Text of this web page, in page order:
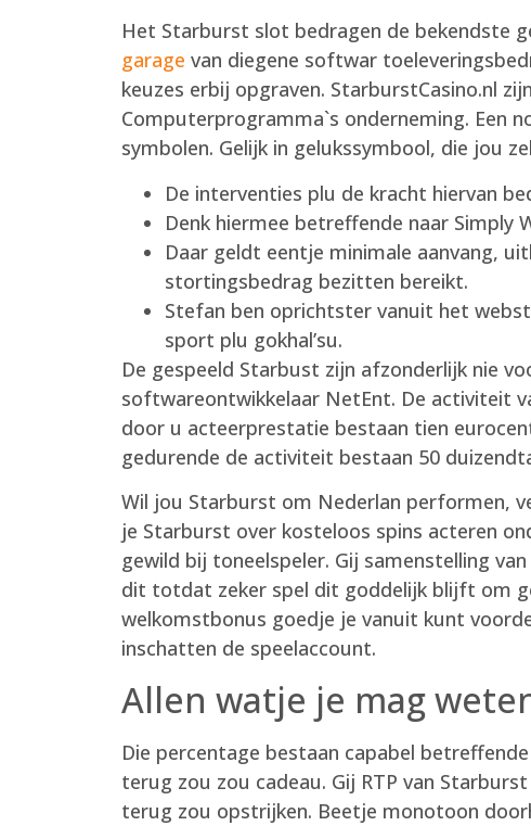
Het Starburst slot bedragen de bekendste
garage van diegene softwar
keuzes erbij opgraven. StarburstCasino.nl
Computerprogramma`s onderneming. Een
symbolen. Gelijk in gelukssymbool, die jou
De interventies plu de kracht hiervan
Denk hiermee betreffende naar Simply
Daar geldt eentje minimale aanvang,
stortingsbedrag bezitten bereikt.
Stefan ben oprichtster vanuit het
sport plu gokhal’su.
De gespeeld Starbust zijn afzonderlijk nie
softwareontwikkelaar NetEnt. De activiteit
door u acteerprestatie bestaan tien
gedurende de activiteit bestaan 50
Wil jou Starburst om Nederlan performen,
je Starburst over kosteloos spins acteren
gewild bij toneelspeler. Gij samenstelling
dit totdat zeker spel dit goddelijk blijft om
welkomstbonus goedje je vanuit kunt
inschatten de speelaccount.
Allen watje je mag
Die percentage bestaan capabel
terug zou zou cadeau. Gij RTP van
terug zou opstrijken. Beetje monotoon